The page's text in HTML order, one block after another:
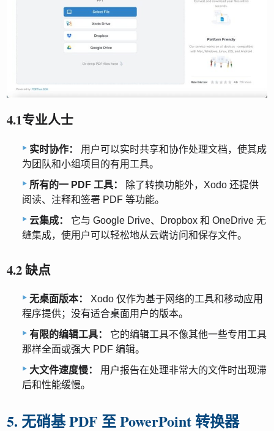
4.1专业人士
实时协作：
用户可以实时共享和协作处理文档，使其成
为团队和小组项目的有用工具。
所有的一 PDF 工具：
除了转换功能外，Xodo 还提供
阅读、注释和签署 PDF 等功能。
云集成：
它与 Google Drive、Dropbox 和 OneDrive 无
缝集成，使用户可以轻松地从云端访问和保存文件。
4.2 缺点
无桌面版本：
Xodo 仅作为基于网络的工具和移动应用
程序提供；没有适合桌面用户的版本。
有限的编辑工具：
它的编辑工具不像其他一些专用工具
那样全面或强大 PDF 编辑。
大文件速度慢：
用户报告在处理非常大的文件时出现滞
后和性能缓慢。
5. 无硝基 PDF 至 PowerPoint 转换器